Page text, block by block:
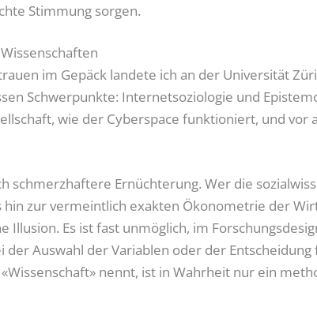
Stimmung sorgen.
im Gepäck landete ich an der Universität
Schwerpunkte: Internetsoziologie und
wie der Cyberspace funktioniert, und vor
schmerzhaftere Ernüchterung. Wer die
hin zur vermeintlich exakten Ökonometrie der
Illusion. Es ist fast unmöglich, im
der Auswahl der Variablen oder der
nennt, ist in Wahrheit nur ein